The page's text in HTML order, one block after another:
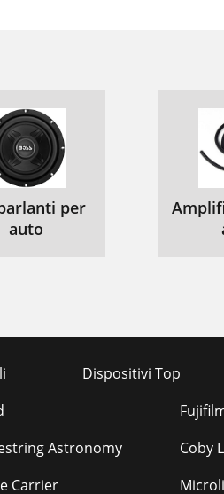
per
auto
Dispositivi Top
Astronomy
Carrier
Coby